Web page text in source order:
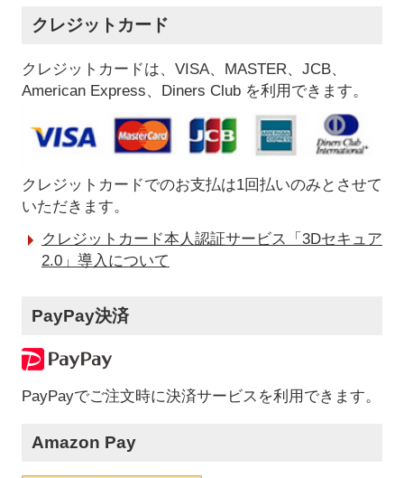
クレジットカード
クレジットカードは、VISA、MASTER、JCB、
American Express、Diners Club を利用できます。
クレジットカードでのお支払は1回払いのみとさせて
いただきます。
クレジットカード本人認証サービス「3Dセキュア
2.0」導入について
PayPay決済
PayPayでご注文時に決済サービスを利用できます。
Amazon Pay